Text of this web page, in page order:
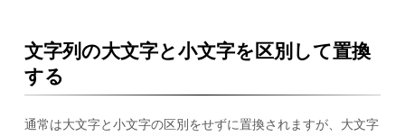
文字列の大文字と小文字を区別して置換
する
通常は大文字と小文字の区別をせずに置換されますが、大文字